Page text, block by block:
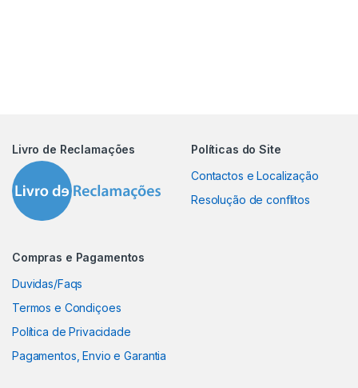
Livro de Reclamações
Políticas do Site
Contactos e Localização
Resolução de conflitos
Compras e Pagamentos
Duvidas/Faqs
Termos e Condiçoes
Política de Privacidade
Pagamentos, Envio e Garantia